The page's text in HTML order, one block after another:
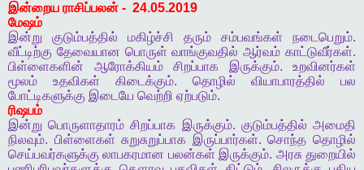
இன்றைய ராசிப்பலன் - 24.05.2019
மேஷம்
இன்று
குடும்பத்தில் மகிழ்ச்சி தரும் சம்பவங்கள் நடைபெறும்.
வீட்டிற்கு தேவையான பொருள் வாங்குவதில் ஆர்வம் காட்டுவீர்கள்.
பிள்ளைகளின்
ஆரோக்கியம் சிறப்பாக இருக்கும். உறவினர்கள்
மூலம்
உதவிகள் கிடைக்கும். தொழில் வியாபாரத்தில்
பல
போட்டிகளுக்கு இடையே வெற்றி ஏற்படும்.
ரிஷபம்
இன்று பொருளாதாரம் சிறப்பாக இருக்கும். குடும்பத்தில் அமைதி
நிலவும். பிள்ளைகள் சுறுசுறுப்பாக இருப்பார்கள்.சொந்த தொழில்
செய்பவர்களுக்கு லாபகரமான பலன்கள் இருக்கும். அரசு துறையில்